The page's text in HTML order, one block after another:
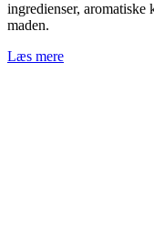
ingredienser,
maden.
Læs mere